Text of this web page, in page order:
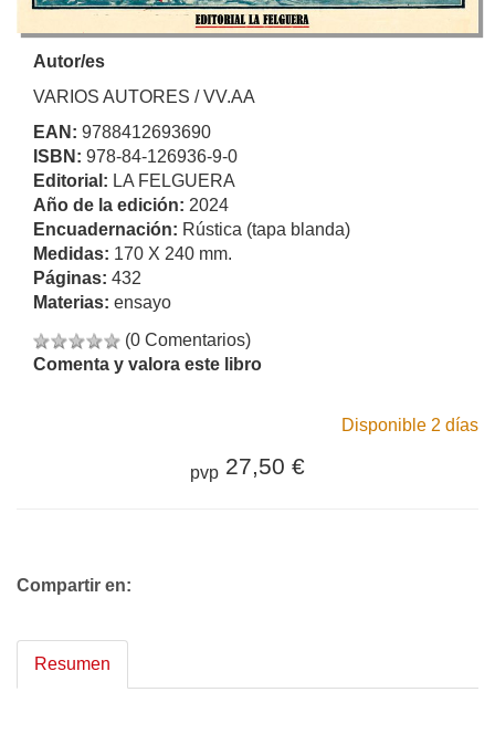
Autor/es
VARIOS AUTORES / VV.AA
EAN: 9788412693690
ISBN: 978-84-126936-9-0
Editorial: LA FELGUERA
Año de la edición: 2024
Encuadernación: Rústica (tapa blanda)
Medidas: 170 X 240 mm.
Páginas: 432
Materias: ensayo
(0 Comentarios)
Comenta y valora este libro
Disponible 2 días
pvp 27,50 €
Compartir en:
Resumen